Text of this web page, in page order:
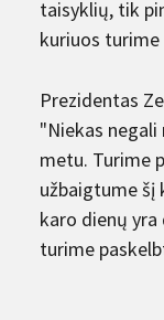
taisyklių, tik
kuriuos
Prezidentas
"Niekas
metu. Turime
užbaigtume šį
karo dienų
turime